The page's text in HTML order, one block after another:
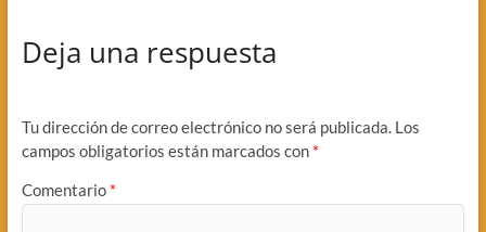
Deja una respuesta
Tu dirección de correo electrónico no será publicada. Los
campos obligatorios están marcados con *
Comentario *